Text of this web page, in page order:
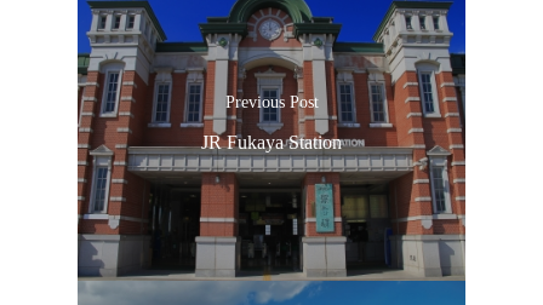
Previous Post
JR Fukaya Station